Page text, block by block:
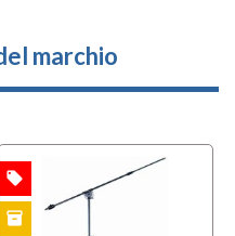
marchio
local_offer
inventory